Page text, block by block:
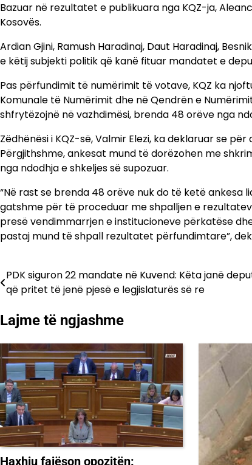
Bazuar në rezultatet e publikuara nga KQZ-ja,
Kosovës.
Ardian Gjini, Ramush Haradinaj, Daut Haradinaj,
e këtij subjekti politik që kanë fituar mandatet e
Pas përfundimit të numërimit të votave, KQZ ka
Komunale të Numërimit dhe në Qendrën e
shfrytëzojnë në vazhdimësi, brenda 48 orëve nga
Zëdhënësi i KQZ-së, Valmir Elezi, ka deklaruar se
Përgjithshme, ankesat mund të dorëzohen me
nga ndodhja e shkeljes së supozuar.
“Në rast se brenda 48 orëve nuk do të ketë ankesa
gatshme për të proceduar me shpalljen e
presë vendimmarrjen e institucioneve përkatëse
pastaj mund të shpall rezultatet përfundimtare”,
Lëvizje
te
postimet
PDK siguron 22 mandate në Kuvend: Këta janë
që pritet të jenë pjesë e legjislaturës së re
Lajme të ngjashme
Haxhiu fajëson opozitën: